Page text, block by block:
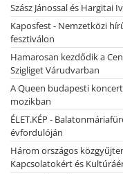
Szász Jánossal és Hargitai
Kaposfest - Nemzetközi
fesztiválon
Hamarosan kezdődik a
Szigliget Várudvarban
A Queen budapesti
mozikban
ÉLET.KÉP -
évfordulóján
Három országos
Kapcsolatokért és